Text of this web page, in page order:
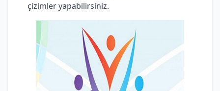
çizimler yapabilirsiniz.